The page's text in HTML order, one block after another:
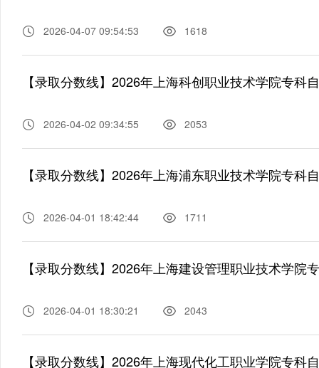
2026-04-07 09:54:53 1618
【录取分数线】2026年上海科创职业技术学院专科
2026-04-02 09:34:55 2053
【录取分数线】2026年上海浦东职业技术学院专科
2026-04-01 18:42:44 1711
【录取分数线】2026年上海建设管理职业技术学院
2026-04-01 18:30:21 2043
【录取分数线】2026年上海现代化工职业学院专科